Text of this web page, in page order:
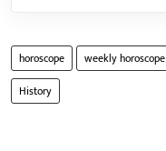
horoscope weekly horoscope
History